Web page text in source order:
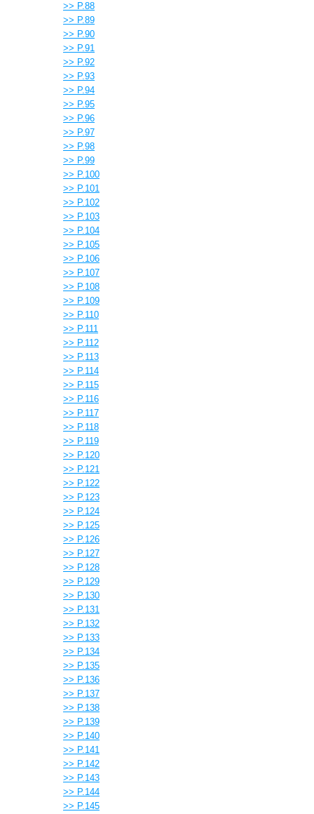
>> P.88
>> P.89
>> P.90
>> P.91
>> P.92
>> P.93
>> P.94
>> P.95
>> P.96
>> P.97
>> P.98
>> P.99
>> P.100
>> P.101
>> P.102
>> P.103
>> P.104
>> P.105
>> P.106
>> P.107
>> P.108
>> P.109
>> P.110
>> P.111
>> P.112
>> P.113
>> P.114
>> P.115
>> P.116
>> P.117
>> P.118
>> P.119
>> P.120
>> P.121
>> P.122
>> P.123
>> P.124
>> P.125
>> P.126
>> P.127
>> P.128
>> P.129
>> P.130
>> P.131
>> P.132
>> P.133
>> P.134
>> P.135
>> P.136
>> P.137
>> P.138
>> P.139
>> P.140
>> P.141
>> P.142
>> P.143
>> P.144
>> P.145